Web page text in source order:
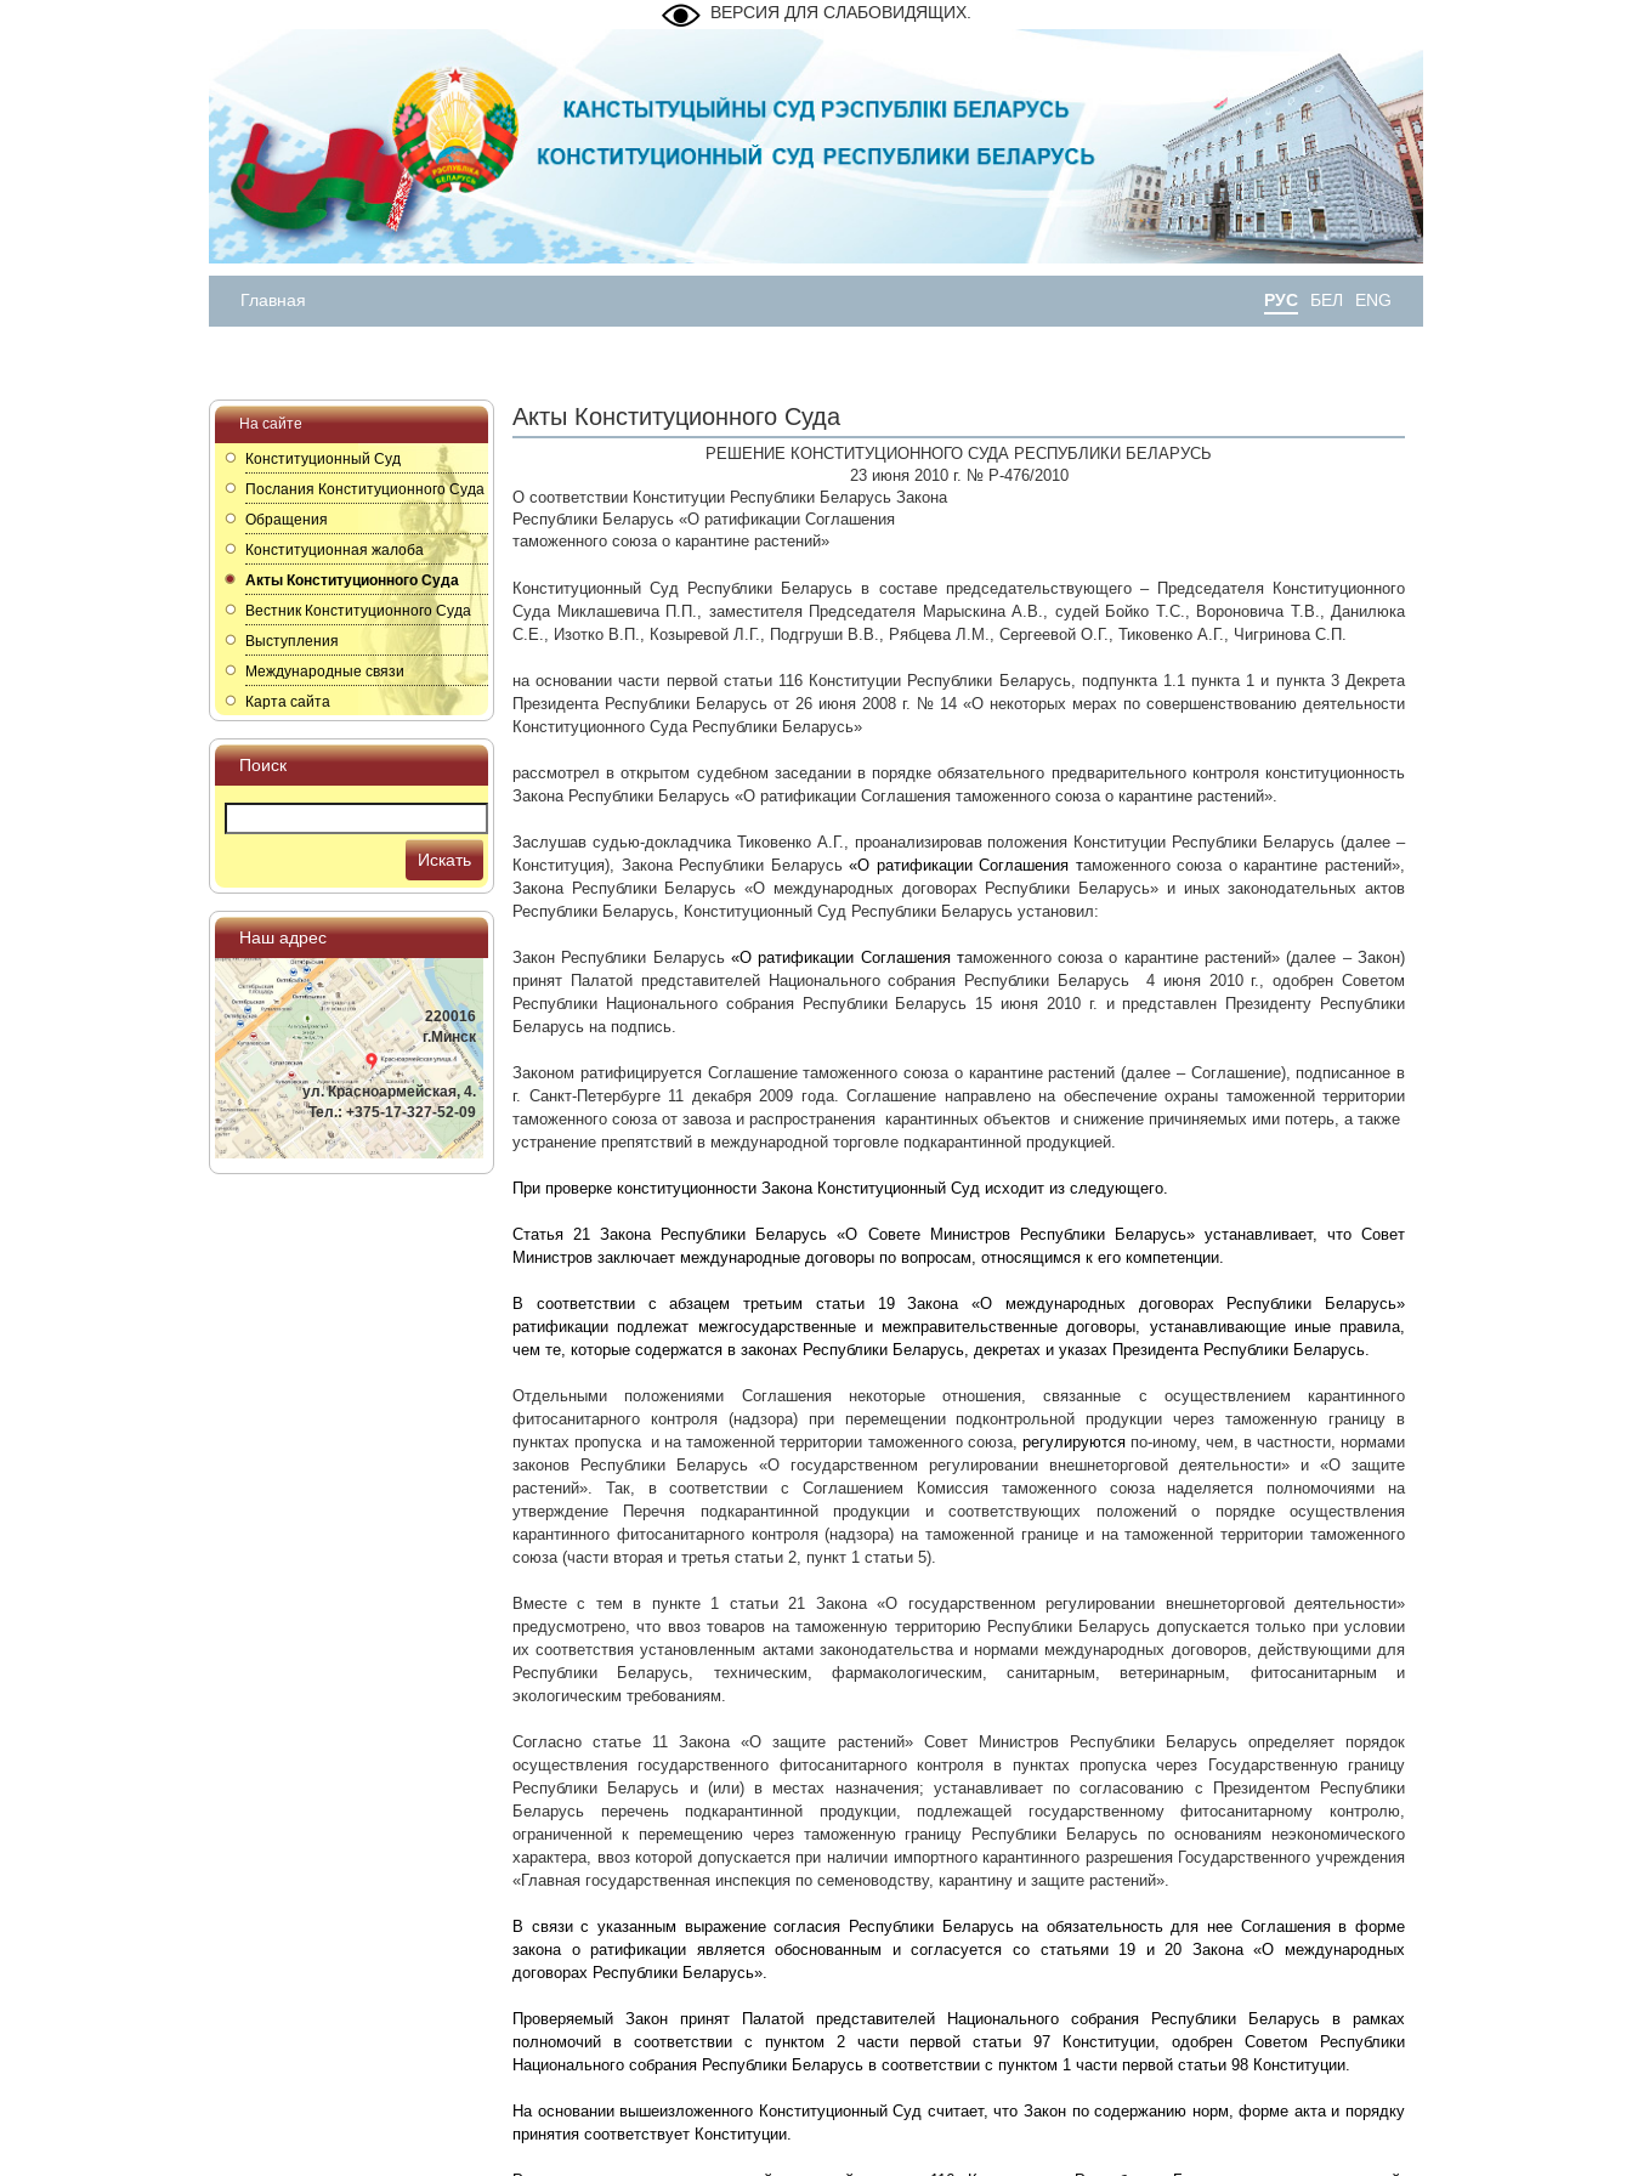
ВЕРСИЯ ДЛЯ СЛАБОВИДЯЩИХ.
Главная РУС БЕЛ ENG
На сайте
Конституционный Суд
Послания Конституционного Суда
Обращения
Конституционная жалоба
Акты Конституционного Суда
Вестник Конституционного Суда
Выступления
Международные связи
Карта сайта
Поиск
Искать
Наш адрес
220016
г.Минск
ул. Красноармейская, 4.
Тел.: +375-17-327-52-09
Акты Конституционного Суда
РЕШЕНИЕ КОНСТИТУЦИОННОГО СУДА РЕСПУБЛИКИ БЕЛАРУСЬ
23 июня 2010 г. № Р-476/2010
О соответствии Конституции Республики Беларусь Закона
Республики Беларусь «О ратификации Соглашения
таможенного союза о карантине растений»
Конституционный Суд Республики Беларусь в составе председательствующего – Председателя Конституционного
Суда Миклашевича П.П., заместителя Председателя Марыскина А.В., судей Бойко Т.С., Вороновича Т.В., Данилюка
С.Е., Изотко В.П., Козыревой Л.Г., Подгруши В.В., Рябцева Л.М., Сергеевой О.Г., Тиковенко А.Г., Чигринова С.П.
на основании части первой статьи 116 Конституции Республики Беларусь, подпункта 1.1 пункта 1 и пункта 3 Декрета
Президента Республики Беларусь от 26 июня 2008 г. № 14 «О некоторых мерах по совершенствованию деятельности
Конституционного Суда Республики Беларусь»
рассмотрел в открытом судебном заседании в порядке обязательного предварительного контроля конституционность
Закона Республики Беларусь «О ратификации Соглашения таможенного союза о карантине растений».
Заслушав судью-докладчика Тиковенко А.Г., проанализировав положения Конституции Республики Беларусь (далее –
Конституция), Закона Республики Беларусь«О ратификации Соглашения таможенного союза о карантине растений»,
Закона Республики Беларусь «О международных договорах Республики Беларусь» и иных законодательных актов
Республики Беларусь, Конституционный Суд Республики Беларусь установил:
Закон Республики Беларусь «О ратификации Соглашения таможенного союза о карантине растений» (далее – Закон)
принят Палатой представителей Национального собрания Республики Беларусь
4 июня 2010 г., одобрен Советом
Республики Национального собрания Республики Беларусь 15 июня 2010 г. и представлен Президенту Республики
Беларусь на подпись.
Законом ратифицируется Соглашение таможенного союза о карантине растений (далее – Соглашение), подписанное в
г. Санкт-Петербурге 11 декабря 2009 года. Соглашение направлено на обеспечение охраны таможенной территории
таможенного союза от завоза и распространения карантинных объектов и снижение причиняемых ими потерь, а также
устранение препятствий в международной торговле подкарантинной продукцией.
При проверке конституционности Закона Конституционный Суд исходит из следующего.
Статья 21 Закона Республики Беларусь «О Совете Министров Республики Беларусь» устанавливает, что Совет
Министров заключает международные договоры по вопросам, относящимся к его компетенции.
В соответствии с абзацем третьим статьи 19 Закона «О международных договорах Республики Беларусь»
ратификации подлежат межгосударственные и межправительственные договоры, устанавливающие иные правила,
чем те, которые содержатся в законах Республики Беларусь, декретах и указах Президента Республики Беларусь.
Отдельными положениями Соглашения некоторые отношения, связанные с осуществлением карантинного
фитосанитарного контроля (надзора) при перемещении подконтрольной продукции через таможенную границу в
пунктах пропуска и на таможенной территории таможенного союза, регулируются по-иному, чем, в частности, нормами
законов Республики Беларусь «О государственном регулировании внешнеторговой деятельности» и «О защите
растений». Так, в соответствии с Соглашением Комиссия таможенного союза наделяется полномочиями на
утверждение Перечня подкарантинной продукции и соответствующих положений о порядке осуществления
карантинного фитосанитарного контроля (надзора) на таможенной границе и на таможенной территории таможенного
союза (части вторая и третья статьи 2, пункт 1 статьи 5).
Вместе с тем в пункте 1 статьи 21 Закона «О государственном регулировании внешнеторговой деятельности»
предусмотрено, что ввоз товаров на таможенную территорию Республики Беларусь допускается только при условии
их соответствия установленным актами законодательства и нормами международных договоров, действующими для
Республики Беларусь, техническим, фармакологическим, санитарным, ветеринарным, фитосанитарным и
экологическим требованиям.
Согласно статье 11 Закона «О защите растений» Совет Министров Республики Беларусь определяет порядок
осуществления государственного фитосанитарного контроля в пунктах пропуска через Государственную границу
Республики Беларусь и (или) в местах назначения; устанавливает по согласованию с Президентом Республики
Беларусь перечень подкарантинной продукции, подлежащей государственному фитосанитарному контролю,
ограниченной к перемещению через таможенную границу Республики Беларусь по основаниям неэкономического
характера, ввоз которой допускается при наличии импортного карантинного разрешения Государственного учреждения
«Главная государственная инспекция по семеноводству, карантину и защите растений».
В связи с указанным выражение согласия Республики Беларусь на обязательность для нее Соглашения в форме
закона о ратификации является обоснованным и согласуется со статьями 19 и 20 Закона «О международных
договорах Республики Беларусь».
Проверяемый Закон принят Палатой представителей Национального собрания Республики Беларусь в рамках
полномочий в соответствии с пунктом 2 части первой статьи 97 Конституции, одобрен Советом Республики
Национального собрания Республики Беларусь в соответствии с пунктом 1 части первой статьи 98 Конституции.
На основании вышеизложенного Конституционный Суд считает, что Закон по содержанию норм, форме акта и порядку
принятия соответствует Конституции.